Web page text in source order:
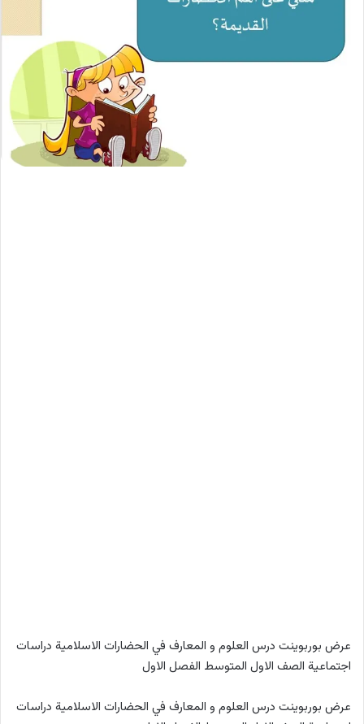
عرض بوربوينت درس العلوم و المعارف في الحضارات الاسلامية دراسات
اجتماعية الصف الاول المتوسط الفصل الاول
عرض بوربوينت درس العلوم و المعارف في الحضارات الاسلامية دراسات